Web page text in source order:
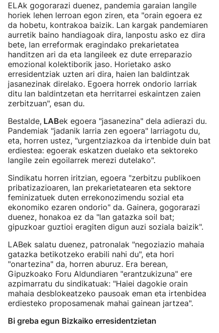
ELAk gogorarazi duenez, pandemia garaian langile
horiek lehen lerroan egon ziren, eta "orain egoera ez
da hobetu, kontrakoa baizik. Lan kargak pandemiaren
aurretik baino handiagoak dira, lanpostu asko ez dira
bete, lan erreformak eragindako prekarietatea
handitzen ari da eta langileek ez dute erreparazio
emozional kolektiborik jaso. Horietako asko
erresidentziak uzten ari dira, haien lan baldintzak
jasanezinak direlako. Egoera horrek ondorio larriak
ditu lan baldintzetan eta herritarrei eskaintzen zaien
zerbitzuan", esan du.
Bestalde, LABek egoera "jasanezina" dela adierazi du.
Pandemiak "jadanik larria zen egoera" larriagotu du,
eta, horren ustez, "urgentziazkoa da irtenbide duin bat
erdiestea: egoerak eskatzen duelako eta sektoreko
langile zein egoilarrek merezi dutelako".
Sindikatu horren iritzian, egoera "zerbitzu publikoen
pribatizazioaren, lan prekarietatearen eta sektore
feminizatuek duten errekonozimendu sozial eta
ekonomiko ezaren ondorio" da. Gainera, gogorarazi
duenez, honakoa ez da "lan gatazka soil bat;
gipuzkoar guztioi eragiten digun auzi soziala baizik".
LABek salatu duenez, patronalak "negoziazio mahaia
gatazka betikotzeko erabili nahi du", eta hori
"onartezina" da, horren aburuz. Era berean,
Gipuzkoako Foru Aldundiaren "erantzukizuna" ere
azpimarratu du sindikatuak: "Haiei dagokie orain
mahaia desblokeatzeko pausoak eman eta irtenbidea
erdiesteko proposamenak mahai gainean jartzea".
Bi greba egun Bizkaiko erresidentzietan